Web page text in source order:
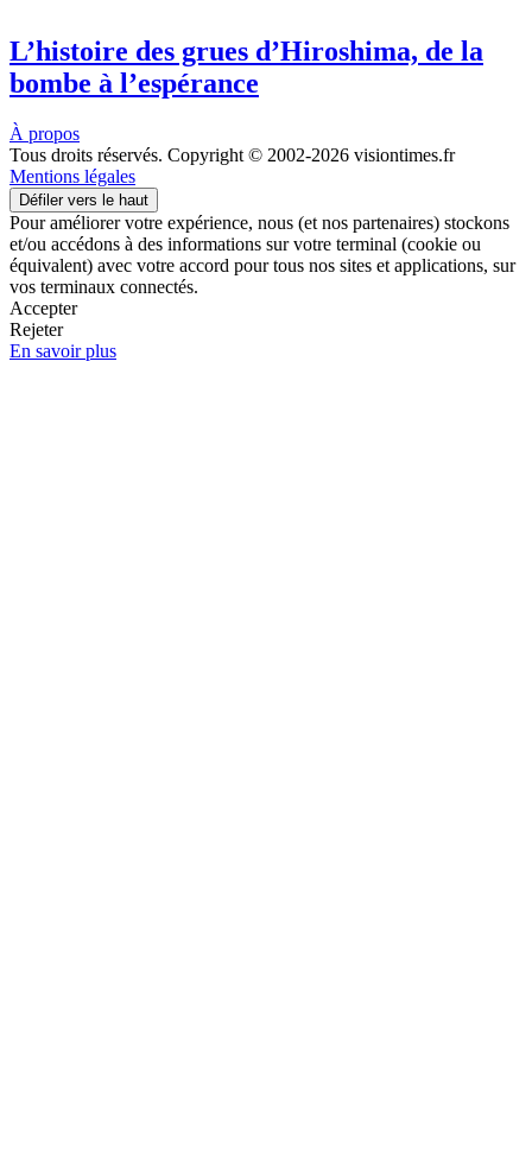
L’histoire des grues d’Hiroshima, de la
bombe à l’espérance
À propos
Tous droits réservés. Copyright © 2002-2026 visiontimes.fr
Mentions légales
Défiler vers le haut
Pour améliorer votre expérience, nous (et nos partenaires) stockons
et/ou accédons à des informations sur votre terminal (cookie ou
équivalent) avec votre accord pour tous nos sites et applications, sur
vos terminaux connectés.
Accepter
Rejeter
En savoir plus